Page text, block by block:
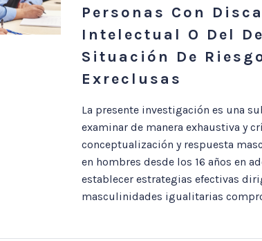
Personas Con
Intelectual O Del
Situación De
Exreclusas
La presente investigación es una
examinar de manera exhaustiva y
conceptualización y respuesta
en hombres desde los 16 años en
establecer estrategias efectivas
masculinidades igualitarias